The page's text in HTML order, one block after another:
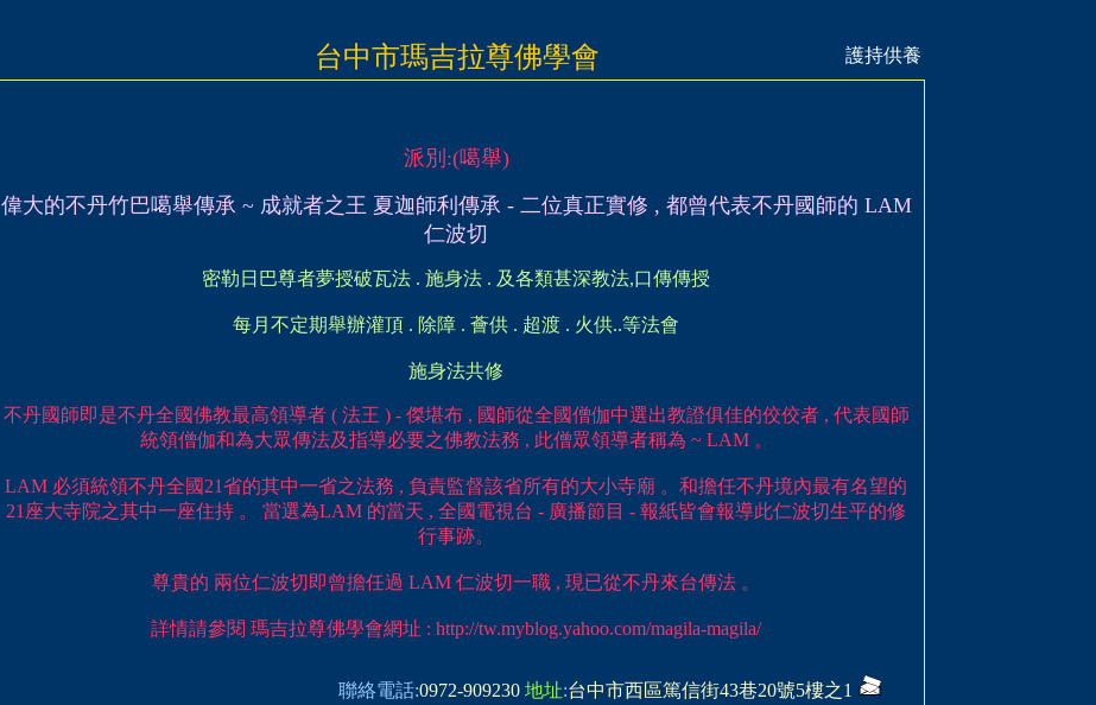
台中市瑪吉拉尊佛學會 護持供養
派別:(噶舉)
偉大的不丹竹巴噶舉傳承 ~ 成就者之王 夏迦師利傳承 - 二位真正實修 , 都曾代表不丹國師的 LAM
仁波切
密勒日巴尊者夢授破瓦法 . 施身法 . 及各類甚深教法,口傳傳授
每月不定期舉辦灌頂 . 除障 . 薈供 . 超渡 . 火供..等法會
施身法共修
不丹國師即是不丹全國佛教最高領導者 ( 法王 ) - 傑堪布 , 國師從全國僧伽中選出教證俱佳的佼佼者 , 代表國師
統領僧伽和為大眾傳法及指導必要之佛教法務 , 此僧眾領導者稱為 ~ LAM 。
LAM 必須統領不丹全國21省的其中一省之法務 , 負責監督該省所有的大小寺廟 。和擔任不丹境內最有名望的
21座大寺院之其中一座住持 。 當選為LAM 的當天 , 全國電視台 - 廣播節目 - 報紙皆會報導此仁波切生平的修
行事跡。
尊貴的 兩位仁波切即曾擔任過 LAM 仁波切一職 , 現已從不丹來台傳法 。
詳情請參閱 瑪吉拉尊佛學會網址 : http://tw.myblog.yahoo.com/magila-magila/
聯絡電話:0972-909230 地址:台中市西區篤信街43巷20號5樓之1